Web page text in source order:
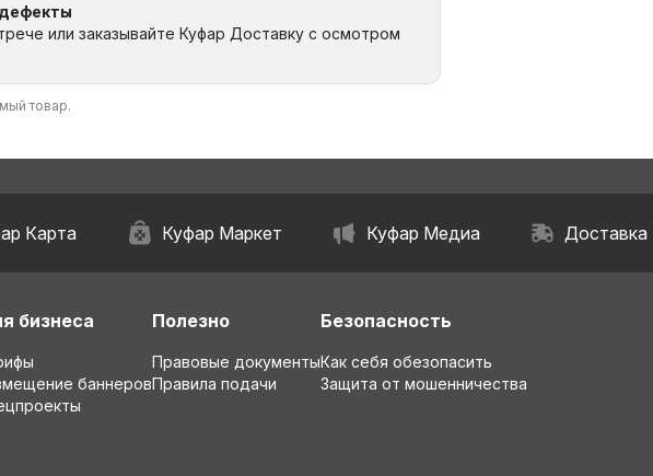
или заказывайте Куфар Доставку с осмотром
товар.
Карта Куфар Маркет Куфар Медиа Доставка
бизнеса
баннеров
Полезно
Правовые документы
Правила подачи
Безопасность
Как себя обезопасить
Защита от мошенничества